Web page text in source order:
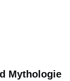
Mythologie